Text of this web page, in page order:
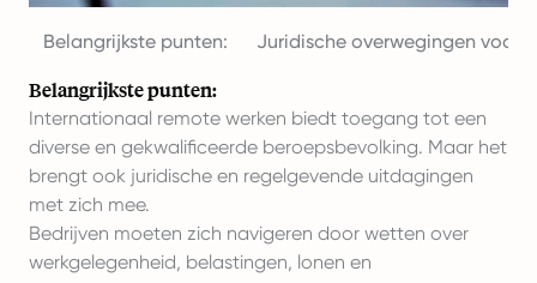
Belangrijkste punten: Juridische overwegingen voor
Belangrijkste punten:
Internationaal remote werken biedt toegang tot een
diverse en gekwalificeerde beroepsbevolking. Maar het
brengt ook juridische en regelgevende uitdagingen
met zich mee.
Bedrijven moeten zich navigeren door wetten over
werkgelegenheid, belastingen, lonen en